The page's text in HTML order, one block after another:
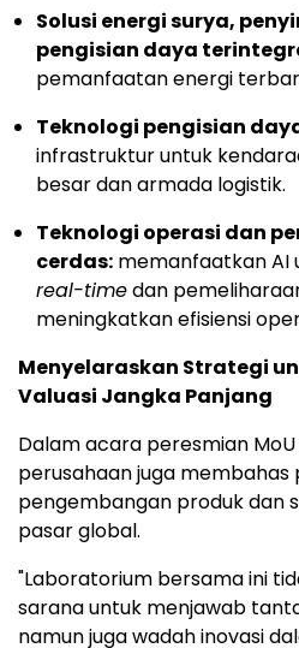
Solusi energi surya,
pengisian daya
pemanfaatan energi
Teknologi pengisian
infrastruktur untuk
besar dan armada logistik.
Teknologi operasi dan
cerdas: memanfaatkan AI
real-timedan
meningkatkan efisiensi
Menyelaraskan Strategi
Valuasi Jangka Panjang
Dalam acara peresmian
perusahaan juga
pengembangan produk dan
pasar global.
"Laboratorium bersama ini
sarana untuk menjawab
namun juga wadah inovasi